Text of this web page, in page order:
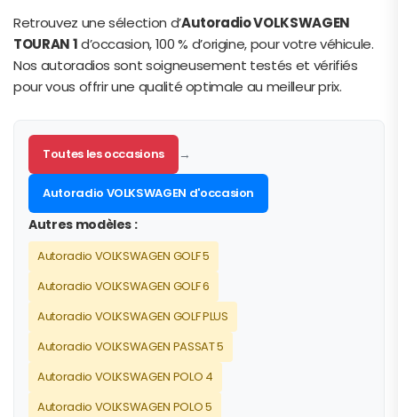
Retrouvez une sélection d’Autoradio VOLKSWAGEN
TOURAN 1d’occasion, 100 % d’origine, pour votre véhicule.
Nos autoradios sont soigneusement testés et vérifiés
pour vous offrir une qualité optimale au meilleur prix.
Toutes les occasions →
Autoradio VOLKSWAGEN d'occasion
Autres modèles :
Autoradio VOLKSWAGEN GOLF 5
Autoradio VOLKSWAGEN GOLF 6
Autoradio VOLKSWAGEN GOLF PLUS
Autoradio VOLKSWAGEN PASSAT 5
Autoradio VOLKSWAGEN POLO 4
Autoradio VOLKSWAGEN POLO 5